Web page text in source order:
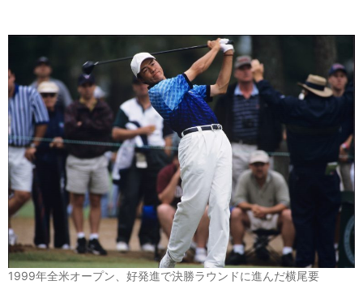
1999年全米オープン、好発進で決勝ラウンドに進んだ横尾要